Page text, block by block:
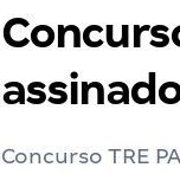
Concurso TRE